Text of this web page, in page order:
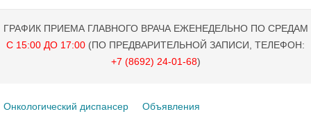
ГРАФИК ПРИЕМА ГЛАВНОГО ВРАЧА ЕЖЕНЕДЕЛЬНО ПО СРЕДАМ
С 15:00 ДО 17:00 (ПО ПРЕДВАРИТЕЛЬНОЙ ЗАПИСИ, ТЕЛЕФОН:
+7 (8692) 24-01-68)
Онкологический диспансер Объявления